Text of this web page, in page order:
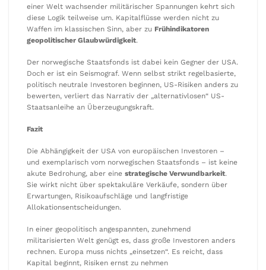
einer Welt wachsender militärischer Spannungen kehrt sich
diese Logik teilweise um. Kapitalflüsse werden nicht zu
Waffen im klassischen Sinn, aber zu Frühindikatoren
geopolitischer Glaubwürdigkeit.
Der norwegische Staatsfonds ist dabei kein Gegner der USA.
Doch er ist ein Seismograf. Wenn selbst strikt regelbasierte,
politisch neutrale Investoren beginnen, US-Risiken anders zu
bewerten, verliert das Narrativ der „alternativlosen“ US-
Staatsanleihe an Überzeugungskraft.
Fazit
Die Abhängigkeit der USA von europäischen Investoren –
und exemplarisch vom norwegischen Staatsfonds – ist keine
akute Bedrohung, aber eine strategische Verwundbarkeit.
Sie wirkt nicht über spektakuläre Verkäufe, sondern über
Erwartungen, Risikoaufschläge und langfristige
Allokationsentscheidungen.
In einer geopolitisch angespannten, zunehmend
militarisierten Welt genügt es, dass große Investoren anders
rechnen. Europa muss nichts „einsetzen“. Es reicht, dass
Kapital beginnt, Risiken ernst zu nehmen